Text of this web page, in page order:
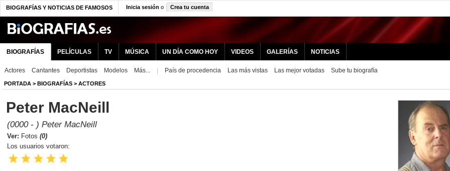
BIOGRAFÍAS Y NOTICIAS DE FAMOSOS Inicia sesión o Crea tu cuenta
BIOGRAFÍAS PELÍCULAS TV MÚSICA UN DÍA COMO HOY VIDEOS GALERÍAS NOTICIAS
Actores Cantantes Deportistas Modelos Más... País de procedencia Las más vistas Las mejor votadas Sube tu biografía
PORTADA > BIOGRAFÍAS > ACTORES
Peter MacNeill
(0000 - ) Peter MacNeill
Ver: Fotos (0)
Los usuarios votaron: